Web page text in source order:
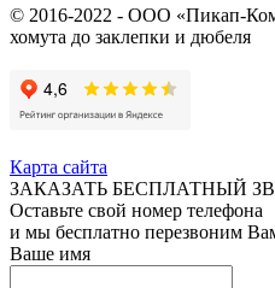
© 2016-2022 - ООО «Пикап-
хомута до заклепки и дюбеля
Карта сайта
ЗАКАЗАТЬ БЕСПЛАТНЫЙ
Оставьте свой номер телефона
и мы бесплатно перезвоним
Ваше имя